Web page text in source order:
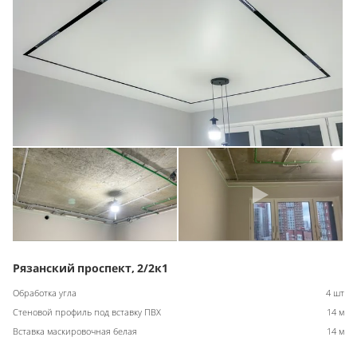
Рязанский проспект, 2/2к1
Обработка угла
4 шт
Стеновой профиль под вставку ПВХ
14 м
Вставка маскировочная белая
14 м